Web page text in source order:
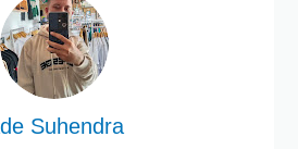
Suhendra